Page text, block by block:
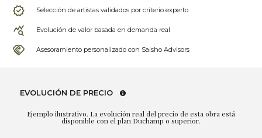
Selección de artistas validados por criterio experto
Evolución de valor basada en demanda real
Asesoramiento personalizado con Saisho Advisors
EVOLUCIÓN DE PRECIO
Ejemplo ilustrativo. La evolución real del precio de esta obra está
disponible con el plan Duchamp o superior.